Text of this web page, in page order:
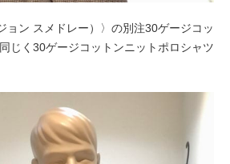
ョン スメドレー）〉の別注30ゲージコッ
じく30ゲージコットンニットポロシャツ